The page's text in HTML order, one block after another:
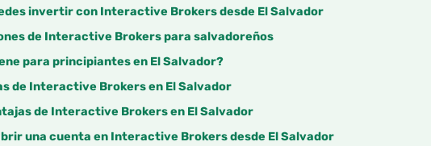
invertir con Interactive Brokers desde El Salvador
de Interactive Brokers para salvadoreños
para principiantes en El Salvador?
de Interactive Brokers en El Salvador
de Interactive Brokers en El Salvador
una cuenta en Interactive Brokers desde El Salvador